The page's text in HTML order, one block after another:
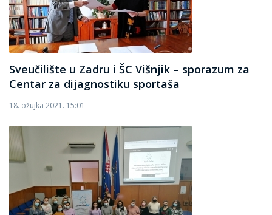
Sveučilište u Zadru i ŠC Višnjik – sporazum za
Centar za dijagnostiku sportaša
18. ožujka 2021. 15:01